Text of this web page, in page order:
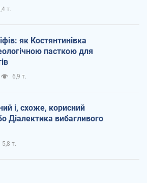
т.
як Костянтинівка
пасткою для
6,9 т.
і, схоже, корисний
Діалектика вибагливого
5,8 т.